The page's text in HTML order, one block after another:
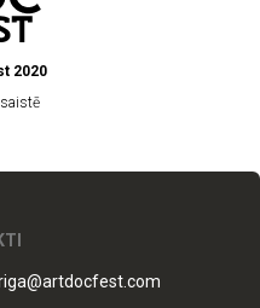
2020